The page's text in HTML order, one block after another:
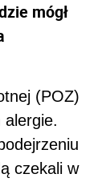
mógł
(POZ)
alergie.
czekali w